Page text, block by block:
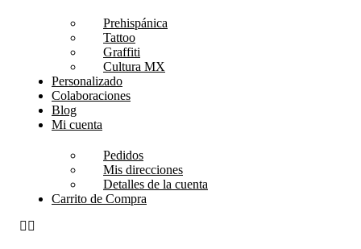
Prehispánica
Tattoo
Graffiti
Cultura MX
Personalizado
Colaboraciones
Blog
Mi cuenta
Pedidos
Mis direcciones
Detalles de la cuenta
Carrito de Compra